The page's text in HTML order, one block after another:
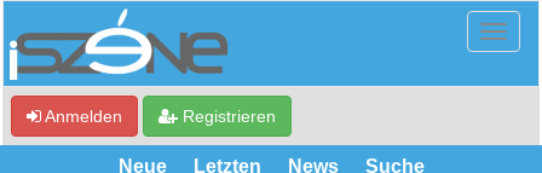
Anmelden Registrieren
Neue Letzten News Suche